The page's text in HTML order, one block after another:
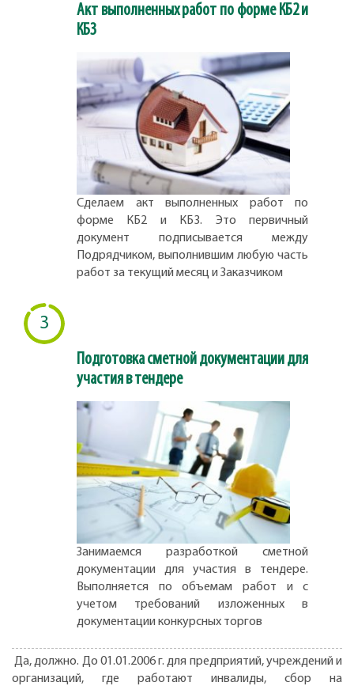
Акт выполненных работ по форме КБ2 и
КБ3
Сделаем акт выполненных работ по
форме КБ2 и КБ3. Это первичный
документ подписывается между
Подрядчиком, выполнившим любую часть
работ за текущий месяц и Заказчиком
3
Подготовка сметной документации для
участия в тендере
Занимаемся разработкой сметной
документации для участия в тендере.
Выполняется по объемам работ и с
учетом требований изложенных в
документации конкурсных торгов
Да, должно. До 01.01.2006 г. для предприятий, учреждений и
организаций, где работают инвалиды, сбор на